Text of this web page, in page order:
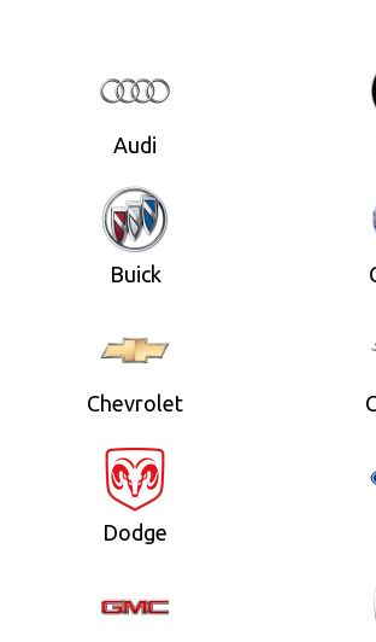
Audi
Buick
Chevrolet
Dodge